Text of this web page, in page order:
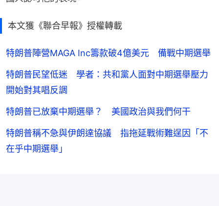
本文獲《聯合早報》授權轉載
特朗普陣營MAGA Inc籌款破4億美元 備戰中期選舉
特朗普民望低迷 學者：共和黨人面對中期選舉壓力
開始對其唱反調
特朗普已放棄中期選舉？ 美國政治與我們何干
特朗普稱不急與伊朗達協議 指拖延戰術難逞因「不
在乎中期選舉」